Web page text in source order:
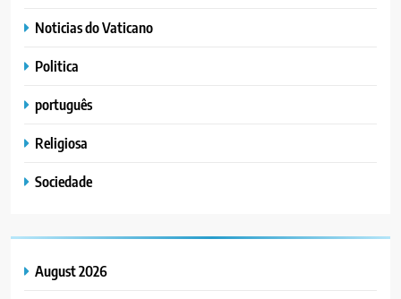
Noticias do Vaticano
Politica
português
Religiosa
Sociedade
August 2026